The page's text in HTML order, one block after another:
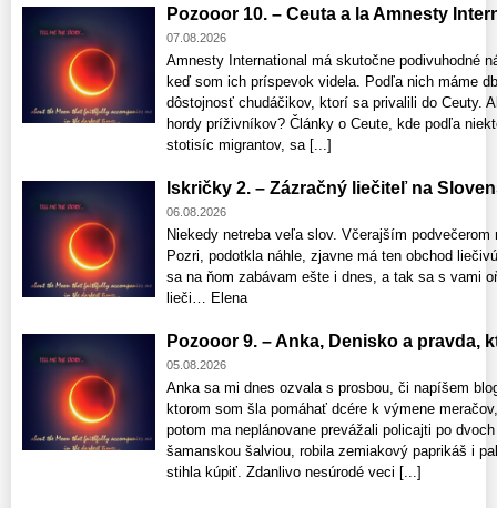
Pozooor 10. – Ceuta a la Amnesty
07.08.2026
Amnesty International má skutočne podivuhodné
keď som ich príspevok videla. Podľa nich máme
dôstojnosť chudáčikov, ktorí sa privalili do Ceuty.
hordy príživníkov? Články o Ceute, kde podľa
stotisíc migrantov, sa [...]
Iskričky 2. – Zázračný liečiteľ na
06.08.2026
Niekedy netreba veľa slov. Včerajším
Pozri, podotkla náhle, zjavne má ten obchod
sa na ňom zabávam ešte i dnes, a tak sa s vami
lieči… Elena
Pozooor 9. – Anka, Denisko a pravda,
05.08.2026
Anka sa mi dnes ozvala s prosbou, či napíšem
ktorom som šla pomáhať dcére k výmene
potom ma neplánovane prevážali policajti po
šamanskou šalviou, robila zemiakový paprikáš i
stihla kúpiť. Zdanlivo nesúrodé veci [...]